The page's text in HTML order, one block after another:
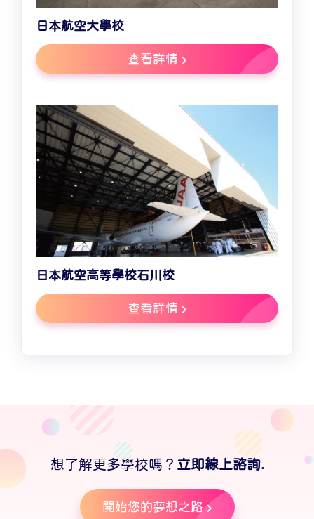
日本航空大學校
查看詳情
日本航空高等學校石川校
查看詳情
想了解更多學校嗎？ 立即線上諮詢.
開始您的夢想之路